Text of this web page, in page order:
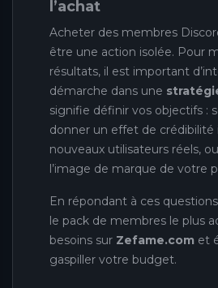
l’achat
Acheter des membres
être une action isolée. Pour
résultats, il est important
démarche dans une
signifie définir vos objectifs :
donner un effet de crédibilité
nouveaux utilisateurs réels,
l’image de marque de votre
En répondant à ces
le pack de membres le plus
besoins sur Zefame.com et
gaspiller votre budget.